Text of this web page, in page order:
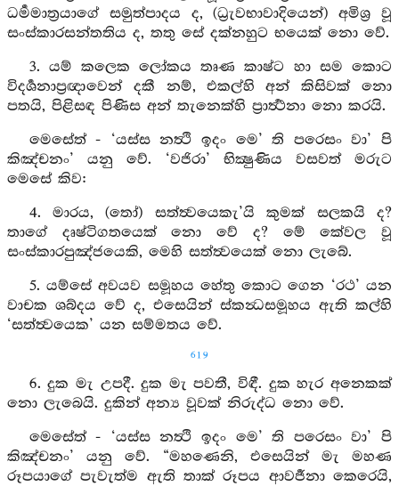
ධර්‍මමාත්‍රයාගේ සමුත්පාදය ද, (ධ්‍රැවභාවාදියෙන්) අමිශ්‍ර වූ
සංස්කාරසන්තතිය ද, තතු සේ දක්නහුට භයෙක් නො වේ.
3. යම් කලෙක ලෝකය තෘණ කාෂ්ට හා සම කොට
විදර්‍ශනාප්‍රඥාවෙන් දකී නම්, එකල්හි අන් කිසිවක් නො
පතයි, පිළිසඳ පිණිස අන් තැනෙක්හි ප්‍රාර්‍ත්‍ථනා නො කරයි.
මෙසේත් - ‘යස්ස නත්‍ථි ඉදං මෙ’ ති පරෙසං වා’ පි
කිඤ්චනං’ යනු වේ. ‘වජිරා’ භික්‍ෂුණිය වසවත් මරුට
මෙසේ කිව:
4. මාරය, (තෝ) සත්ත්‍වයෙකැ’යි කුමක් සලකයි ද?
තාගේ දෘෂ්ටිගතයෙක් නො වේ ද? මේ කේවල වූ
සංස්කාරපුඤ්ජයෙකි, මෙහි සත්ත්‍වයෙක් නො ලැබේ.
5. යම්සේ අවයව සමූහය හේතු කොට ගෙන ‘රථ’ යන
වාචක ශබ්දය වේ ද, එසෙයින් ස්කන්‍ධසමූහය ඇති කල්හි
‘සත්ත්‍වයෙක’ යන සම්මතය වේ.
619
6. දුක මැ උපදී. දුක මැ පවතී, විඳී. දුක හැර අනෙකක්
නො ලැබෙයි. දුකින් අන්‍ය වූවක් නිරුද්ධ නො වේ.
මෙසේත් - ‘යස්ස නත්‍ථි ඉදං මෙ’ ති පරෙසං වා’ පි
කිඤ්චනං’ යනු වේ. “මහණෙනි, එසෙයින් මැ මහණ
රූපයාගේ පැවැත්ම ඇති තාක් රූපය ආවර්‍ජනා කෙරෙයි,